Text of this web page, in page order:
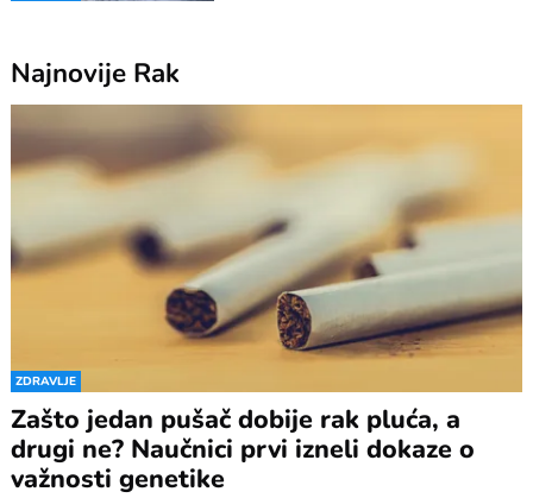
Najnovije Rak
ZDRAVLJE
Zašto jedan pušač dobije rak pluća, a
drugi ne? Naučnici prvi izneli dokaze o
važnosti genetike